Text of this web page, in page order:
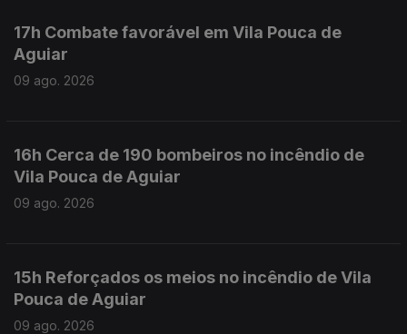
17h Combate favorável em Vila Pouca de
Aguiar
09 ago. 2026
16h Cerca de 190 bombeiros no incêndio de
Vila Pouca de Aguiar
09 ago. 2026
15h Reforçados os meios no incêndio de Vila
Pouca de Aguiar
09 ago. 2026